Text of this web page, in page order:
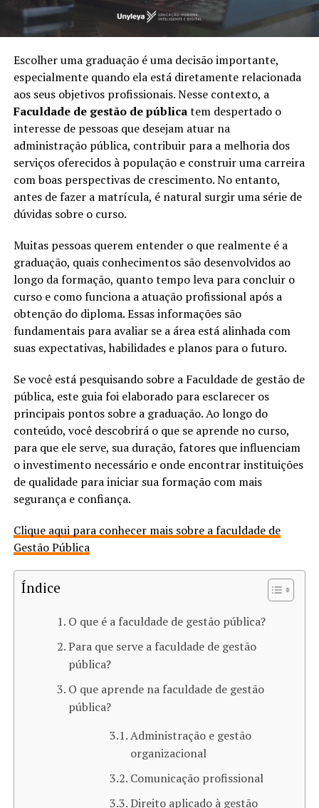
Escolher uma graduação é uma decisão importante,
especialmente quando ela está diretamente relacionada
aos seus objetivos profissionais. Nesse contexto, a
Faculdade de gestão de públicatem despertado o
interesse de pessoas que desejam atuar na
administração pública, contribuir para a melhoria dos
serviços oferecidos à população e construir uma carreira
com boas perspectivas de crescimento. No entanto,
antes de fazer a matrícula, é natural surgir uma série de
dúvidas sobre o curso.
Muitas pessoas querem entender o que realmente é a
graduação, quais conhecimentos são desenvolvidos ao
longo da formação, quanto tempo leva para concluir o
curso e como funciona a atuação profissional após a
obtenção do diploma. Essas informações são
fundamentais para avaliar se a área está alinhada com
suas expectativas, habilidades e planos para o futuro.
Se você está pesquisando sobre a Faculdade de gestão de
pública, este guia foi elaborado para esclarecer os
principais pontos sobre a graduação. Ao longo do
conteúdo, você descobrirá o que se aprende no curso,
para que ele serve, sua duração, fatores que influenciam
o investimento necessário e onde encontrar instituições
de qualidade para iniciar sua formação com mais
segurança e confiança.
Clique aqui para conhecer mais sobre a faculdade de
Gestão Pública
Índice
O que é a faculdade de gestão pública?
Para que serve a faculdade de gestão
pública?
O que aprende na faculdade de gestão
pública?
Administração e gestão
organizacional
Comunicação profissional
Direito aplicado à gestão